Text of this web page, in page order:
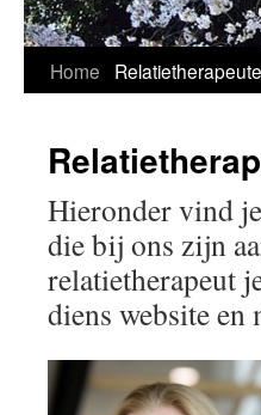
Home
Hieronder vind
die bij ons zijn
relatietherapeut
diens website en